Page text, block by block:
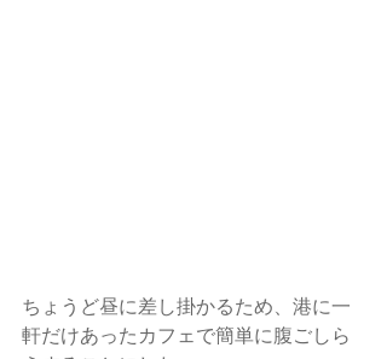
ちょうど昼に差し掛かるため、港に一
軒だけあったカフェで簡単に腹ごしら